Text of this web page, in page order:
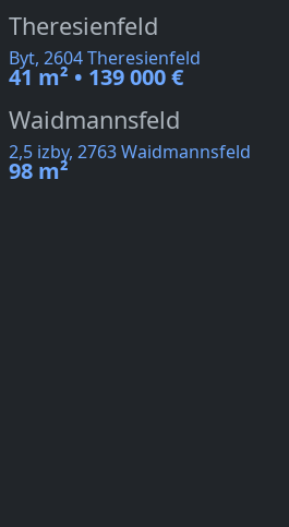
Theresienfeld
Byt, 2604 Theresienfeld
41 m² • 139 000 €
Waidmannsfeld
2,5 izby, 2763 Waidmannsfeld
98 m²